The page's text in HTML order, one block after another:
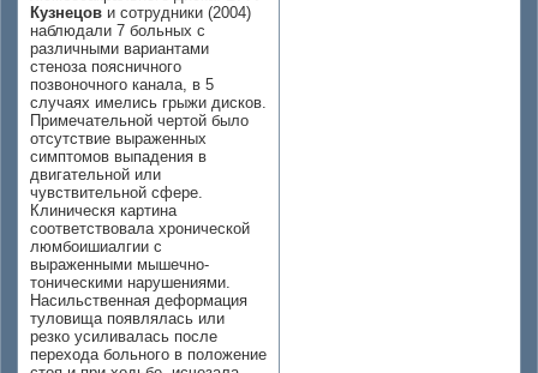
Кузнецов и сотрудники (2004)
наблюдали 7 больных с
различными вариантами
стеноза поясничного
позвоночного канала, в 5
случаях имелись грыжи дисков.
Примечательной чертой было
отсутствие выраженных
симптомов выпадения в
двигательной или
чувствительной сфере.
Клиническя картина
соответствовала хронической
люмбоишиалгии с
выраженными мышечно-
тоническими нарушениями.
Насильственная деформация
туловища появлялась или
резко усиливалась после
перехода больного в положение